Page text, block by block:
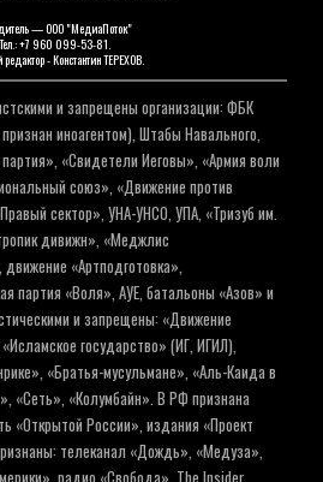
— ООО "МедиаПоток"
Тел.: +7 960 099-53-81.
- Константин ТЕРЕХОВ.
и запрещены организации: ФБК
иноагентом), Штабы Навального,
«Свидетели Иеговы», «Армия воли
союз», «Движение против
сектор», УНА-УНСО, УПА, «Тризуб им.
дивижн», «Меджлис
«Артподготовка»,
партия «Воля», АУЕ, батальоны «Азов» и
и запрещены: «Движение
государство» (ИГ, ИГИЛ),
«Братья-мусульмане», «Аль-Каида в
«Сеть», «Колумбайн». В РФ признана
«Открытой России», издания «Проект
телеканал «Дождь», «Медуза»,